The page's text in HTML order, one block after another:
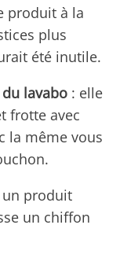
produit à la
plus
été inutile.
lavabo : elle
frotte avec
la même vous
un produit
un chiffon